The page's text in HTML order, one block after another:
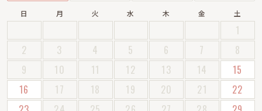
日 月 火 水 木 金 土
1
2
3 4 5 6 7
8
9
10 11 12 13 14
15
16
17 18 19 20 21
22